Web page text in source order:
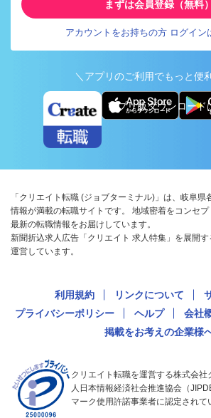
まずは会員登録（無料）
アカウントをお持ちの方 ログイン
＼アプリのご利用でもっと便
アプリ版ダウンロード
「クリエイト転職 (ジョブターミナル)」は、岐阜県
情報が満載の転職サイトです。 地域密着をコンセ
最新の転職情報をお届けしています。
新聞折込求人広告「クリエイト 求人特集」を展開
運営しています。
利用規約 リンクについて
プライバシーポリシー
ヘルプ 会社
掲載をお考えの企業様
クリエイト転職を運営する株式会
人日本情報経済社会推進協会（
マーク使用許諾事業者に認定されて